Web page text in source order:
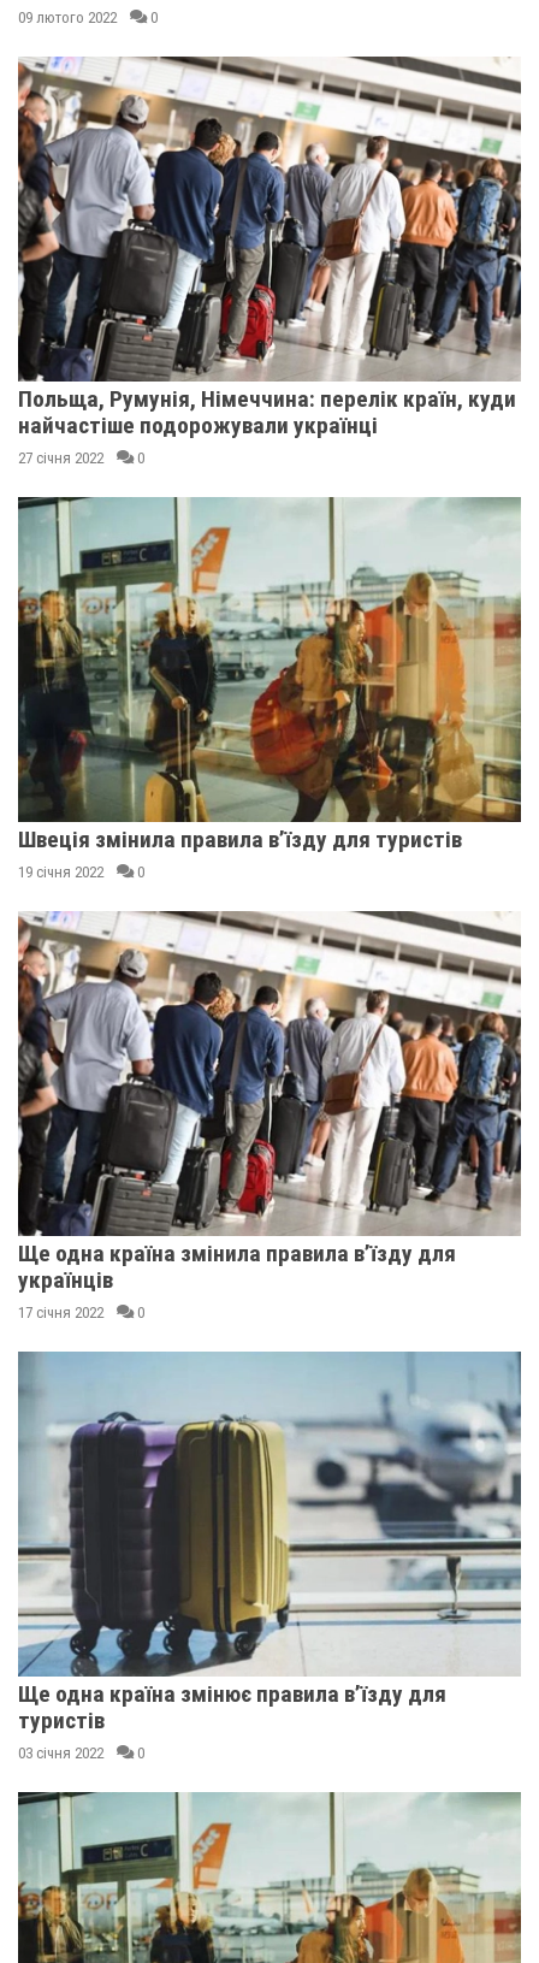
09 лютого 2022 0
Польща, Румунія, Німеччина: перелік країн, куди
найчастіше подорожували українці
27 січня 2022 0
Швеція змінила правила в’їзду для туристів
19 січня 2022 0
Ще одна країна змінила правила в’їзду для
українців
17 січня 2022 0
Ще одна країна змінює правила в’їзду для
туристів
03 січня 2022 0